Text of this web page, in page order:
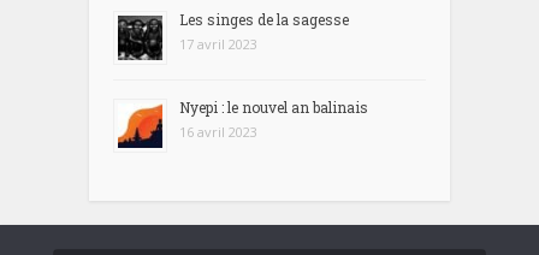
Les singes de la sagesse
17 avril 2023
Nyepi : le nouvel an balinais
16 avril 2023